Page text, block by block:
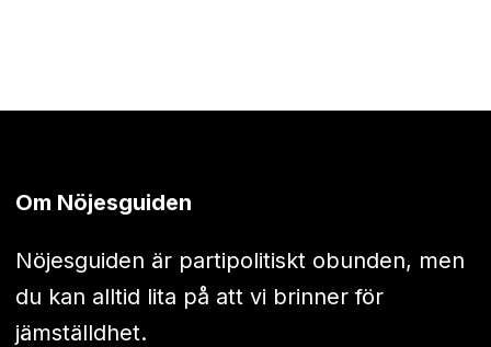
Om Nöjesguiden
Nöjesguiden är partipolitiskt obunden, men
du kan alltid lita på att vi brinner för
jämställdhet.